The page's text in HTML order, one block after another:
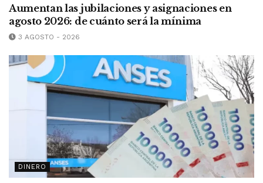
Aumentan las jubilaciones y asignaciones en
agosto 2026: de cuánto será la mínima
3 AGOSTO - 2026
DINERO